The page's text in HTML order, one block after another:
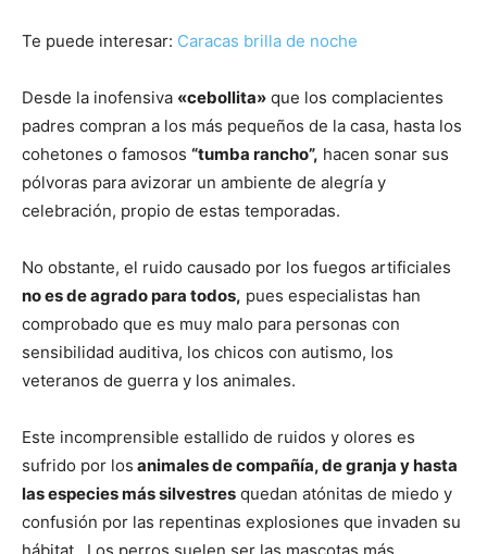
Te puede interesar: Caracas brilla de noche
Desde la inofensiva «cebollita» que los complacientes
padres compran a los más pequeños de la casa, hasta los
cohetones o famosos “tumba rancho”, hacen sonar sus
pólvoras para avizorar un ambiente de alegría y
celebración, propio de estas temporadas.
No obstante, el ruido causado por los fuegos artificiales
no es de agrado para todos, pues especialistas han
comprobado que es muy malo para personas con
sensibilidad auditiva, los chicos con autismo, los
veteranos de guerra y los animales.
Este incomprensible estallido de ruidos y olores es
sufrido por los animales de compañía, de granja y hasta
las especies más silvestres quedan atónitas de miedo y
confusión por las repentinas explosiones que invaden su